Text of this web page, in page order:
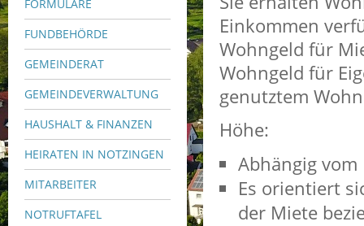
FORMULARE
FUNDBEHÖRDE
GEMEINDERAT
GEMEINDEVERWALTUNG
HAUSHALT & FINANZEN
HEIRATEN IN NOTZINGEN
MITARBEITER
NOTRUFTAFEL
Einkommen
Wohngeld für
Wohngeld für
genutztem
Höhe:
Abhängig vom
Es orientiert
der Miete